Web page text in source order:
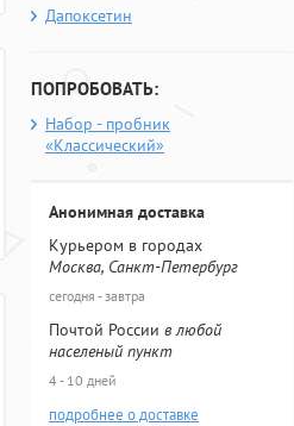
Дапоксетин
ПОПРОБОВАТЬ:
Набор - пробник
«Классический»
Анонимная доставка
Курьером в городах
Москва, Санкт-Петербург
сегодня - завтра
Почтой России в любой
населеный пункт
4 - 10 дней
подробнее о доставке